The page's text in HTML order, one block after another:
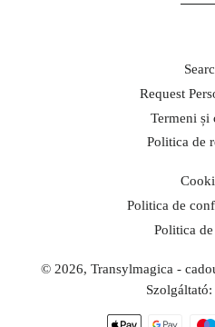
Request
Termeni și
Politica de
Politica de
Politica
© 2026, Transylmagica -